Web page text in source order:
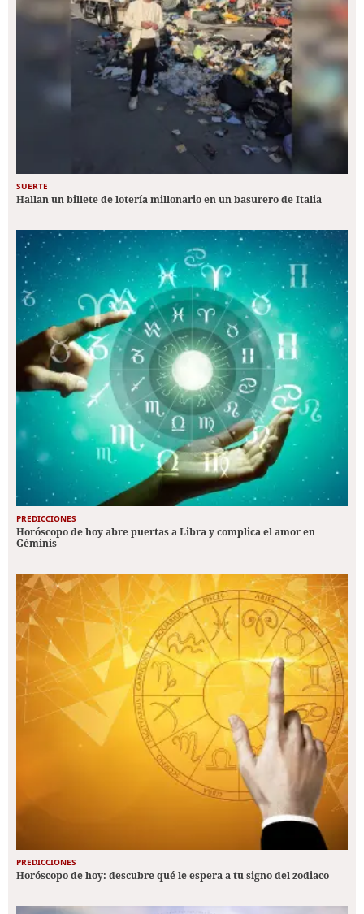
SUERTE
Hallan un billete de lotería millonario en un basurero de Italia
PREDICCIONES
Horóscopo de hoy abre puertas a Libra y complica el amor en
Géminis
PREDICCIONES
Horóscopo de hoy: descubre qué le espera a tu signo del zodiaco